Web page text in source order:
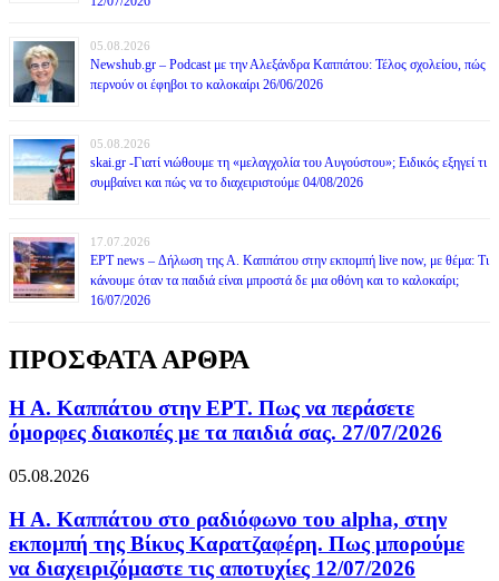
05.08.2026
Newshub.gr – Podcast με την Αλεξάνδρα Καππάτου: Τέλος σχολείου, πώς
περνούν οι έφηβοι το καλοκαίρι 26/06/2026
05.08.2026
skai.gr -Γιατί νιώθουμε τη «μελαγχολία του Αυγούστου»; Ειδικός εξηγεί τι
συμβαίνει και πώς να το διαχειριστούμε 04/08/2026
17.07.2026
ΕΡΤ news – Δήλωση της Α. Καππάτου στην εκπομπή live now, με θέμα: Τι
κάνουμε όταν τα παιδιά είναι μπροστά δε μια οθόνη και το καλοκαίρι;
16/07/2026
ΠΡΟΣΦΑΤΑ ΑΡΘΡΑ
Η Α. Καππάτου στην ΕΡΤ. Πως να περάσετε
όμορφες διακοπές με τα παιδιά σας. 27/07/2026
05.08.2026
Η Α. Καππάτου στο ραδιόφωνο του alpha, στην
εκπομπή της Βίκυς Καρατζαφέρη. Πως μπορούμε
να διαχειριζόμαστε τις αποτυχίες 12/07/2026